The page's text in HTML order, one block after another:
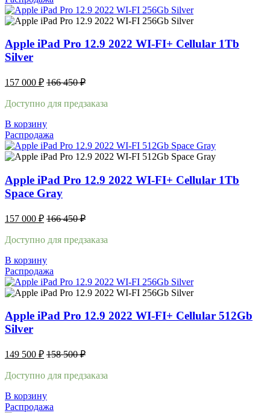
Apple iPad Pro 12.9 2022 WI-FI+ Cellular 1Tb
Silver
157 000 ₽ 166 450₽
Доступно для предзаказа
В корзину
Распродажа
Apple iPad Pro 12.9 2022 WI-FI+ Cellular 1Tb
Space Gray
157 000 ₽ 166 450₽
Доступно для предзаказа
В корзину
Распродажа
Apple iPad Pro 12.9 2022 WI-FI+ Cellular 512Gb
Silver
149 500 ₽ 158 500₽
Доступно для предзаказа
В корзину
Распродажа